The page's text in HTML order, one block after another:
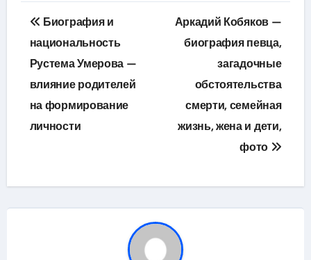
Навигация
по
записям
Биография и
национальность
Рустема Умерова —
влияние родителей
на формирование
личности
Аркадий Кобяков —
биография певца,
загадочные
обстоятельства
смерти, семейная
жизнь, жена и дети,
фото